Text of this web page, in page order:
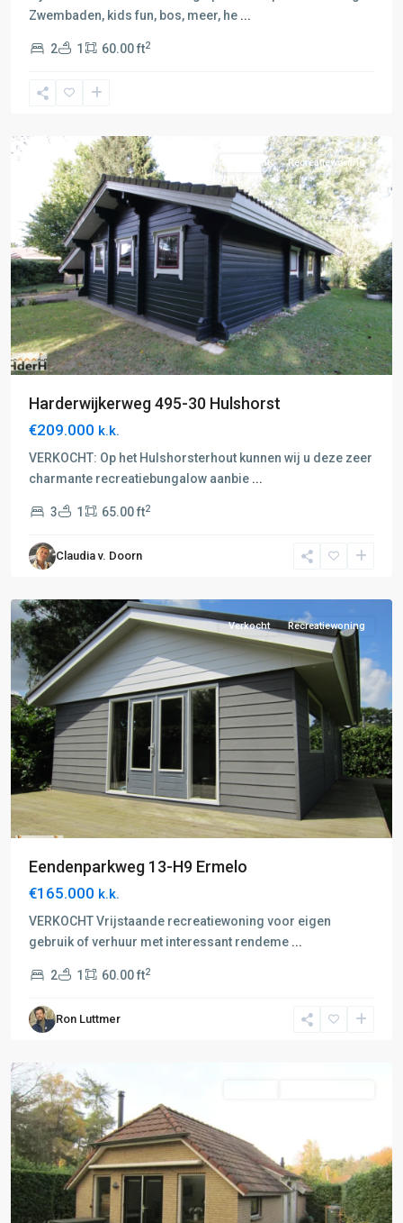
Zwembaden, kids fun, bos, meer, he ...
2 1 60.00 ft2
B:
Harderwijk,
Verkocht Recreatiewoning
Harderwijkerweg 495-30 Hulshorst
€209.000 k.k.
VERKOCHT: Op het Hulshorsterhout kunnen wij u deze zeer
charmante recreatiebungalow aanbie ...
3 1 65.00 ft2
Claudia v. Doorn
B:
Nunspeet-
Harderwijk,
Verkocht Recreatiewoning
Eendenparkweg 13-H9 Ermelo
€165.000 k.k.
VERKOCHT Vrijstaande recreatiewoning voor eigen
gebruik of verhuur met interessant rendeme ...
2 1 60.00 ft2
Ron Luttmer
F:
Barneveld-
Voorthuizen,